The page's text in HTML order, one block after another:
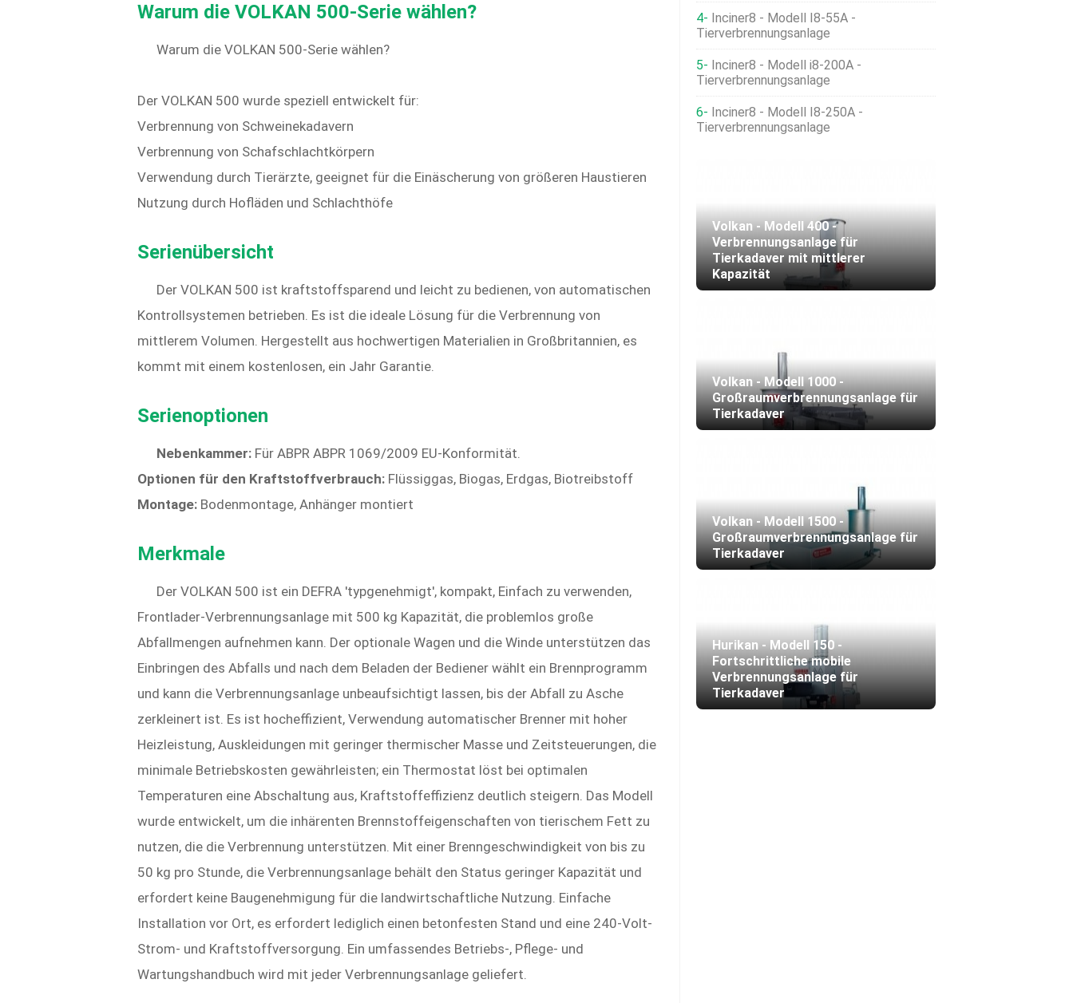
Warum die VOLKAN 500-Serie wählen?
Warum die VOLKAN 500-Serie wählen?
Der VOLKAN 500 wurde speziell entwickelt für:
Verbrennung von Schweinekadavern
Verbrennung von Schafschlachtkörpern
Verwendung durch Tierärzte, geeignet für die Einäscherung von größeren Haustieren
Nutzung durch Hofläden und Schlachthöfe
Serienübersicht
Der VOLKAN 500 ist kraftstoffsparend und leicht zu bedienen, von automatischen
Kontrollsystemen betrieben. Es ist die ideale Lösung für die Verbrennung von
mittlerem Volumen. Hergestellt aus hochwertigen Materialien in Großbritannien, es
kommt mit einem kostenlosen, ein Jahr Garantie.
Serienoptionen
Nebenkammer: Für ABPR ABPR 1069/2009 EU-Konformität.
Optionen für den Kraftstoffverbrauch: Flüssiggas, Biogas, Erdgas, Biotreibstoff
Montage: Bodenmontage, Anhänger montiert
Merkmale
Der VOLKAN 500 ist ein DEFRA 'typgenehmigt', kompakt, Einfach zu verwenden,
Frontlader-Verbrennungsanlage mit 500 kg Kapazität, die problemlos große
Abfallmengen aufnehmen kann. Der optionale Wagen und die Winde unterstützen das
Einbringen des Abfalls und nach dem Beladen der Bediener wählt ein Brennprogramm
und kann die Verbrennungsanlage unbeaufsichtigt lassen, bis der Abfall zu Asche
zerkleinert ist. Es ist hocheffizient, Verwendung automatischer Brenner mit hoher
Heizleistung, Auskleidungen mit geringer thermischer Masse und Zeitsteuerungen, die
minimale Betriebskosten gewährleisten; ein Thermostat löst bei optimalen
Temperaturen eine Abschaltung aus, Kraftstoffeffizienz deutlich steigern. Das Modell
wurde entwickelt, um die inhärenten Brennstoffeigenschaften von tierischem Fett zu
nutzen, die die Verbrennung unterstützen. Mit einer Brenngeschwindigkeit von bis zu
50 kg pro Stunde, die Verbrennungsanlage behält den Status geringer Kapazität und
erfordert keine Baugenehmigung für die landwirtschaftliche Nutzung. Einfache
Installation vor Ort, es erfordert lediglich einen betonfesten Stand und eine 240-Volt-
Strom- und Kraftstoffversorgung. Ein umfassendes Betriebs-, Pflege- und
Wartungshandbuch wird mit jeder Verbrennungsanlage geliefert.
Inciner8 - Modell I8-55A -
Tierverbrennungsanlage
Inciner8 - Modell i8-200A -
Tierverbrennungsanlage
Inciner8 - Modell I8-250A -
Tierverbrennungsanlage
Volkan - Modell 400 -
Verbrennungsanlage für
Tierkadaver mit mittlerer
Kapazität
Volkan - Modell 1000 -
Großraumverbrennungsanlage für
Tierkadaver
Volkan - Modell 1500 -
Großraumverbrennungsanlage für
Tierkadaver
Hurikan - Modell 150 -
Fortschrittliche mobile
Verbrennungsanlage für
Tierkadaver